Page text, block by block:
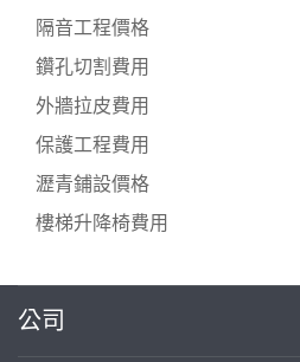
隔音工程價格
鑽孔切割費用
外牆拉皮費用
保護工程費用
瀝青鋪設價格
樓梯升降椅費用
公司